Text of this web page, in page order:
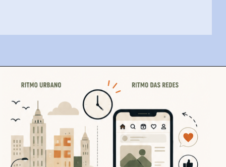
Opening